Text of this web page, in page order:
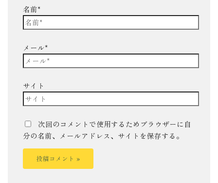
名前*
メール*
サイト
次回のコメントで使用するためブラウザーに自
分の名前、メールアドレス、サイトを保存する。